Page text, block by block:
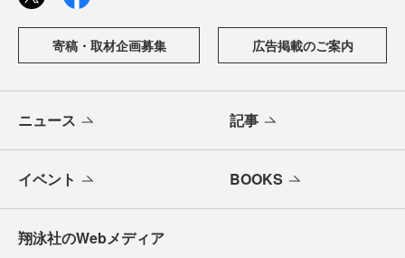
寄稿・取材企画募集 広告掲載のご案内
ニュース 記事
イベント BOOKS
翔泳社のWebメディア